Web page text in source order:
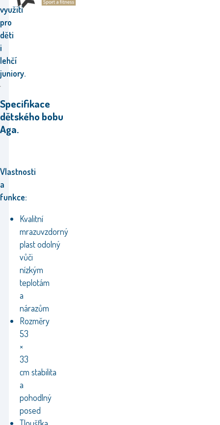
využití
pro
děti
i
lehčí
juniory.
Specifikace
dětského bobu
Aga.
Vlastnosti
a
funkce:
Kvalitní
mrazuvzdorný
plast odolný
vůči
nízkým
teplotám
a
nárazům
Rozměry
53
×
33
cm stabilita
a
pohodlný
posed